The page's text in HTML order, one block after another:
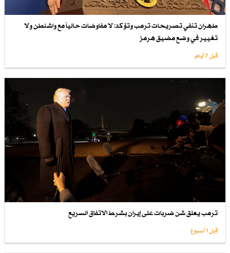
طهران تنفي تصريحات ترمب وتؤكد: لا مفاوضات حالياً مع واشنطن ولا
تغيير في وضع مضيق هرمز
قبل 7 أيام
ترمب يعلق شن ضربات على إيران بشرط الاتفاق السريع
قبل 1 أسبوع